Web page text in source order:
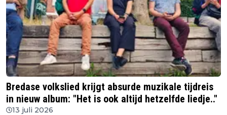
Bredase volkslied krijgt absurde muzikale tijdreis
in nieuw album: "Het is ook altijd hetzelfde liedje.."
13 juli 2026